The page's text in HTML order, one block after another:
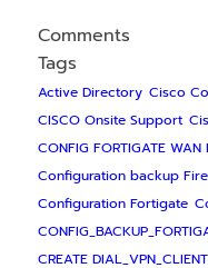
Comments
Tags
Active Directory Cisco
CISCO Onsite Support
CONFIG FORTIGATE WAN
Configuration backup
Configuration Fortigate
CREATE